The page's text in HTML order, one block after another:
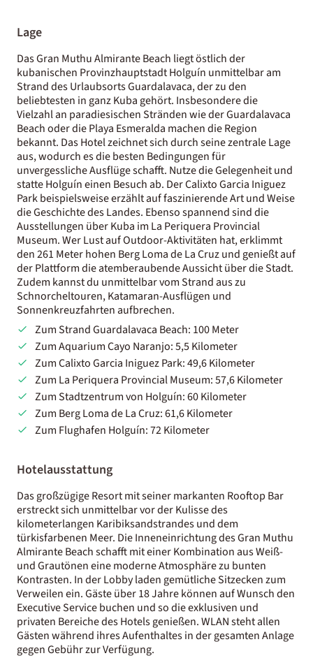
Lage
Das Gran Muthu Almirante Beach liegt östlich der
kubanischen Provinzhauptstadt Holguín unmittelbar am
Strand des Urlaubsorts Guardalavaca, der zu den
beliebtesten in ganz Kuba gehört. Insbesondere die
Vielzahl an paradiesischen Stränden wie der Guardalavaca
Beach oder die Playa Esmeralda machen die Region
bekannt. Das Hotel zeichnet sich durch seine zentrale Lage
aus, wodurch es die besten Bedingungen für
unvergessliche Ausflüge schafft. Nutze die Gelegenheit und
statte Holguín einen Besuch ab. Der Calixto Garcia Iniguez
Park beispielsweise erzählt auf faszinierende Art und Weise
die Geschichte des Landes. Ebenso spannend sind die
Ausstellungen über Kuba im La Periquera Provincial
Museum. Wer Lust auf Outdoor-Aktivitäten hat, erklimmt
den 261 Meter hohen Berg Loma de La Cruz und genießt auf
der Plattform die atemberaubende Aussicht über die Stadt.
Zudem kannst du unmittelbar vom Strand aus zu
Schnorcheltouren, Katamaran-Ausflügen und
Sonnenkreuzfahrten aufbrechen.
Zum Strand Guardalavaca Beach: 100 Meter
Zum Aquarium Cayo Naranjo: 5,5 Kilometer
Zum Calixto Garcia Iniguez Park: 49,6 Kilometer
Zum La Periquera Provincial Museum: 57,6 Kilometer
Zum Stadtzentrum von Holguín: 60 Kilometer
Zum Berg Loma de La Cruz: 61,6 Kilometer
Zum Flughafen Holguín: 72 Kilometer
Hotelausstattung
Das großzügige Resort mit seiner markanten Rooftop Bar
erstreckt sich unmittelbar vor der Kulisse des
kilometerlangen Karibiksandstrandes und dem
türkisfarbenen Meer. Die Inneneinrichtung des Gran Muthu
Almirante Beach schafft mit einer Kombination aus Weiß-
und Grautönen eine moderne Atmosphäre zu bunten
Kontrasten. In der Lobby laden gemütliche Sitzecken zum
Verweilen ein. Gäste über 18 Jahre können auf Wunsch den
Executive Service buchen und so die exklusiven und
privaten Bereiche des Hotels genießen. WLAN steht allen
Gästen während ihres Aufenthaltes in der gesamten Anlage
gegen Gebühr zur Verfügung.